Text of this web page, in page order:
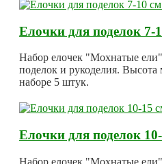
Елочки для поделок 7-
Набор елочек "Мохнатые
поделок и рукоделия. Высота
наборе 5 штук.
Елочки для поделок
Набор елочек "Мохнатые